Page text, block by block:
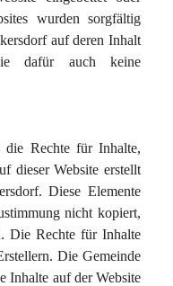
wurden sorgfältig
auf deren Inhalt
dafür auch keine
die Rechte für Inhalte,
dieser Website erstellt
Diese Elemente
nicht kopiert,
Die Rechte für Inhalte
Die Gemeinde
Inhalte auf der Website